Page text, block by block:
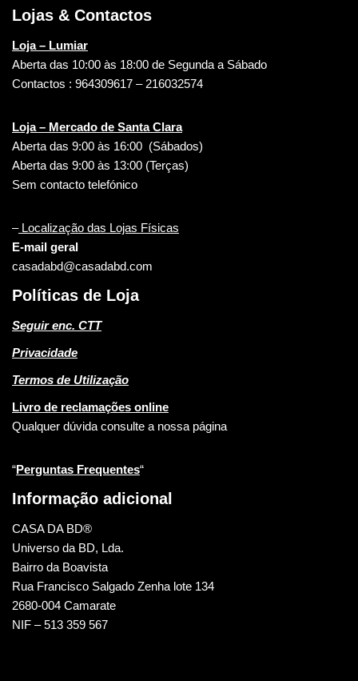
Lojas & Contactos
Loja – Lumiar
Aberta das 10:00 às 18:00 de Segunda a Sábado
Contactos : 964309617 – 216032574
Loja – Mercado de Santa Clara
Aberta das 9:00 às 16:00 (Sábados)
Aberta das 9:00 às 13:00 (Terças)
Sem contacto telefónico
–Localização das Lojas Físicas
E-mail geral
casadabd@casadabd.com
Políticas de Loja
Seguir enc. CTT
Privacidade
Termos de Utilização
Livro de reclamações online
Qualquer dúvida consulte a nossa página
“Perguntas Frequentes“
Informação adicional
CASA DA BD®
Universo da BD, Lda.
Bairro da Boavista
Rua Francisco Salgado Zenha lote 134
2680-004 Camarate
NIF – 513 359 567